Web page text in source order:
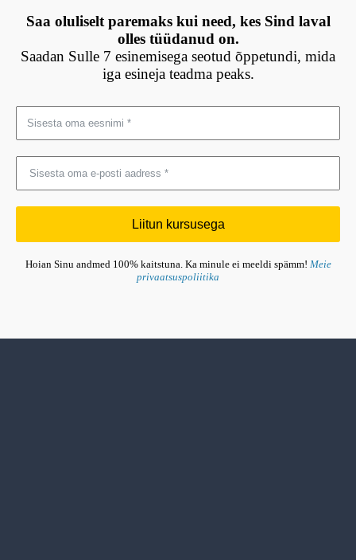
Saa oluliselt paremaks kui need, kes Sind laval
olles tüüdanud on.
Saadan Sulle 7 esinemisega seotud õppetundi, mida
iga esineja teadma peaks.
Liitun kursusega
Hoian Sinu andmed 100% kaitstuna. Ka minule ei meeldi spämm! Meie
privaatsuspoliitika